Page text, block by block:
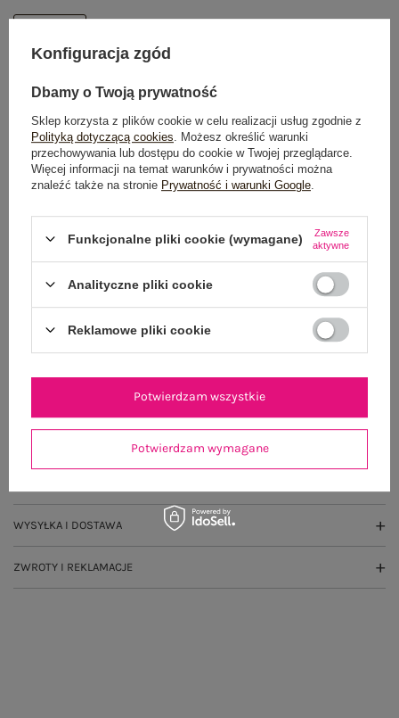
Możesz kupić także poprzez:
Do darmowej dostawy brakuje 200,00 zł
Wysyłka wponiedziałek
WYSYŁKA I DOSTAWA
ZWROTY I REKLAMACJE
Konfiguracja zgód
Dbamy o Twoją prywatność
Sklep korzysta z plików cookie w celu realizacji usług zgodnie z
Polityką dotyczącą cookies . Możesz określić warunki
przechowywania lub dostępu do cookie w Twojej przeglądarce.
Więcej informacji na temat warunków i prywatności można
znaleźć także na stronie Prywatność i warunki Google
Funkcjonalne pliki cookie (wymagane) Zawsze
aktywne
Analityczne pliki cookie
Reklamowe pliki cookie
Potwierdzam wymagane
Potwierdzam wszystkie